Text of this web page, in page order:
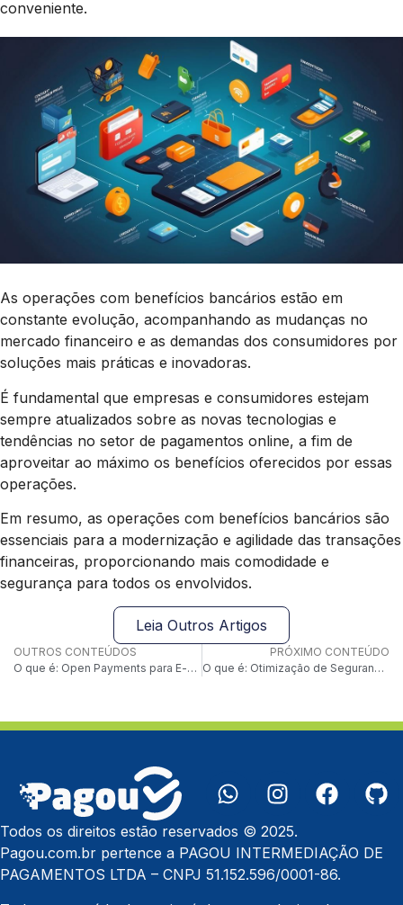
conveniente.
As operações com benefícios bancários estão em
constante evolução, acompanhando as mudanças no
mercado financeiro e as demandas dos consumidores por
soluções mais práticas e inovadoras.
É fundamental que empresas e consumidores estejam
sempre atualizados sobre as novas tecnologias e
tendências no setor de pagamentos online, a fim de
aproveitar ao máximo os benefícios oferecidos por essas
operações.
Em resumo, as operações com benefícios bancários são
essenciais para a modernização e agilidade das transações
financeiras, proporcionando mais comodidade e
segurança para todos os envolvidos.
Leia Outros Artigos
OUTROS CONTEÚDOS
O que é: Open Payments para E-commerce
PRÓXIMO CONTEÚDO
O que é: Otimização de Segurança em Pagamentos
Todos os direitos estão reservados © 2025.
Pagou.com.br pertence a PAGOU INTERMEDIAÇÃO DE
PAGAMENTOS LTDA – CNPJ 51.152.596/0001-86.